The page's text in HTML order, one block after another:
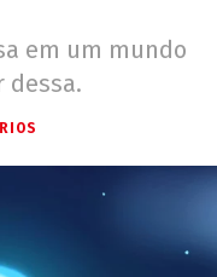
em um mundo
dessa.